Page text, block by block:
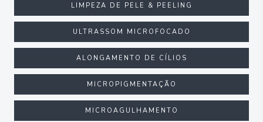
LIMPEZA DE PELE & PEELING
ULTRASSOM MICROFOCADO
ALONGAMENTO DE CÍLIOS
MICROPIGMENTAÇÃO
MICROAGULHAMENTO